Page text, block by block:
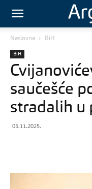
Naslovna BiH
BiH
saučešće
stradalih u
05.11.2025.